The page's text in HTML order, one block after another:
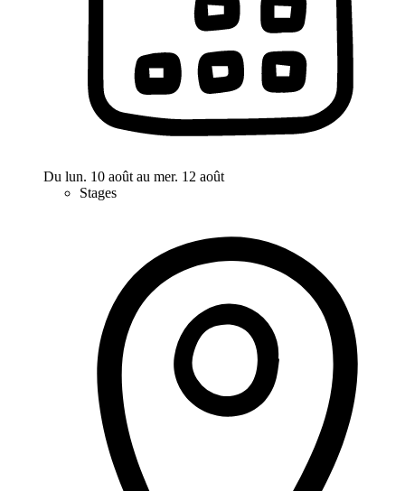
Du lun. 10 août au mer. 12 août
Stages